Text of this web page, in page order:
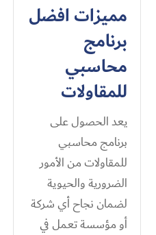
مميزات افضل
برنامج
محاسبي
للمقاولات
يعد الحصول على
برنامج محاسبي
للمقاولات من الأمور
الضرورية والحيوية
لضمان نجاح أي شركة
أو مؤسسة تعمل في